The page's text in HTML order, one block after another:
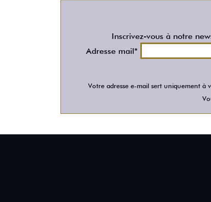
Inscrivez-vous à notre
Adresse mail*
Votre adresse e-mail sert uniquement à